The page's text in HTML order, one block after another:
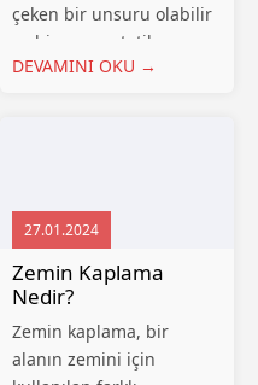
çeken bir unsuru olabilir
ve binanın estetik
görünümünü
cazibesini sağlar. Bu blog
yazısında, dış cephe
kaplama...
DEVAMINI OKU →
27.01.2024
Zemin Kaplama
Nedir?
Zemin kaplama, bir
alanın zemini için